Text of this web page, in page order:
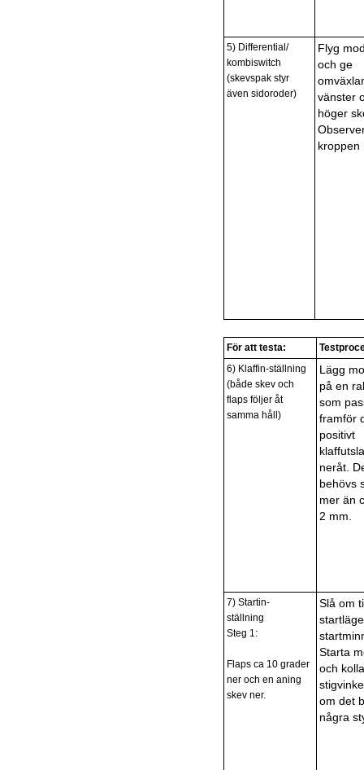
5) Differential/
kombiswitch
(skevspak styr
även sidoroder)
Flyg
och ge
vänster
höger
kroppen
För att testa:
6) Klaffin-ställning
(både skev och
flaps följer åt
samma håll)
Lägg
på en
som
framför
positivt
neråt.
behövs
mer än
2 mm.
7) Startin-
ställning
Steg 1:
Flaps ca 10 grader
ner och en aning
skev ner.
Slå om
Starta
och kolla
om det
några